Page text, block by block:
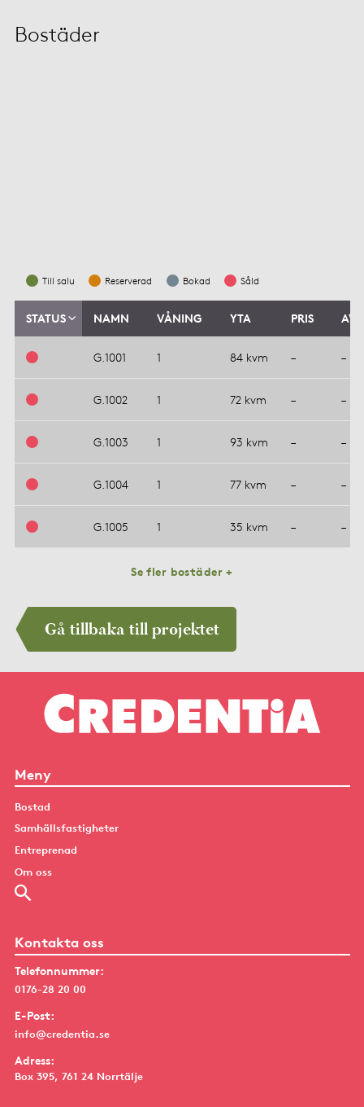
Bostäder
Till salu Reserverad Bokad Såld
STATUS NAMN VÅNING YTA PRIS
G.1001 1 84 kvm – –
G.1002 1 72 kvm – –
G.1003 1 93 kvm – –
G.1004 1 77 kvm – –
G.1005 1 35 kvm – –
Se fler bostäder +
Gå tillbaka till projektet
Meny
Bostad
Samhällsfastigheter
Entreprenad
Om oss
Kontakta oss
Telefonnummer:
0176-28 20 00
E-Post:
info@credentia.se
Adress:
Box 395, 761 24 Norrtälje